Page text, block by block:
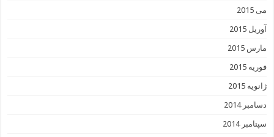
می 2015
آوریل 2015
مارس 2015
فوریه 2015
ژانویه 2015
دسامبر 2014
سپتامبر 2014